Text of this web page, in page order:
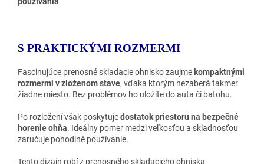
S PRAKTICKÝMI ROZMERMI
Fascinujúce prenosné skladacie ohnisko zaujmekompaktnými
rozmermi v zloženom stave, vďaka ktorým nezaberá takmer
žiadne miesto. Bez problémov ho uložíte do auta či batohu.
Po rozložení však poskytujedostatok priestoru na bezpečné
horenie ohňa. Ideálny pomer medzi veľkosťou a skladnosťou
zaručuje pohodlné používanie.
Tento dizajn robí z prenosného skladacieho ohniska